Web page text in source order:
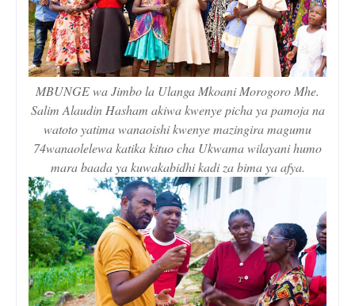
MBUNGE wa Jimbo la Ulanga Mkoani Morogoro Mhe.
Salim Alaudin Hasham akiwa kwenye picha ya pamoja na
watoto yatima wanaoishi kwenye mazingira magumu
74wanaolelewa katika kituo cha Ukwama wilayani humo
mara baada ya kuwakabidhi kadi za bima ya afya.